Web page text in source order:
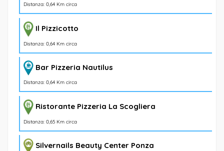
Distanza: 0,64 Km circa
Il Pizzicotto
Distanza: 0,64 Km circa
Bar Pizzeria Nautilus
Distanza: 0,64 Km circa
Ristorante Pizzeria La Scogliera
Distanza: 0,65 Km circa
Silvernails Beauty Center Ponza